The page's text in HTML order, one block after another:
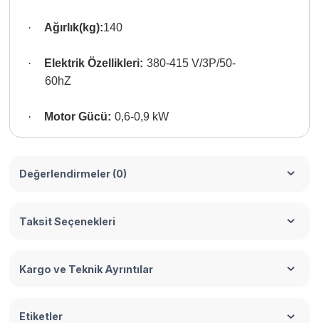
· Ağırlık(kg):140
· Elektrik Özellikleri: 380-415 V/3P/50-
60hZ
· Motor Gücü: 0,6-0,9 kW
Değerlendirmeler (0)
Taksit Seçenekleri
Kargo ve Teknik Ayrıntılar
Etiketler